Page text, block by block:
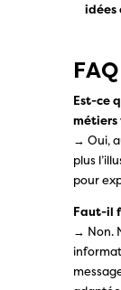
idées
FAQ
Est-ce
métiers
→ Oui,
plus
pour
Faut-il
→ Non.